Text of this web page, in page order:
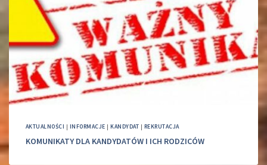
AKTUALNOŚCI | INFORMACJE |KANDYDAT | REKRUTACJA
KOMUNIKATY DLA KANDYDATÓW I ICH RODZICÓW